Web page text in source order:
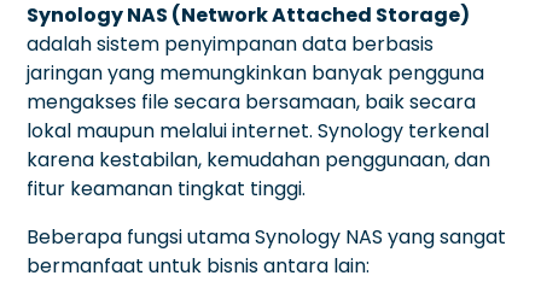
Synology NAS (Network Attached Storage)
adalah sistem penyimpanan data berbasis
jaringan yang memungkinkan banyak pengguna
mengakses file secara bersamaan, baik secara
lokal maupun melalui internet. Synology terkenal
karena kestabilan, kemudahan penggunaan, dan
fitur keamanan tingkat tinggi.
Beberapa fungsi utama Synology NAS yang sangat
bermanfaat untuk bisnis antara lain: